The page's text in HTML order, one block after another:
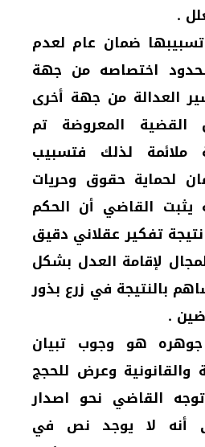
.
ضمان عام لعدم
اختصاصه من جهة
العدالة من جهة أخرى
المعروضة تم
ملائمة لذلك فتسبيب
لحماية حقوق وحريات
يثبت القاضي أن الحكم
تفكير عقلاني دقيق
لإقامة العدل بشكل
بالنتيجة في زرع بذور
.
هو وجوب تبيان
والقانونية وعرض للحجج
القاضي نحو اصدار
أنه لا يوجد نص في